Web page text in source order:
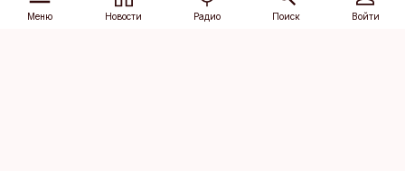
Меню Новости Радио Поиск Войти